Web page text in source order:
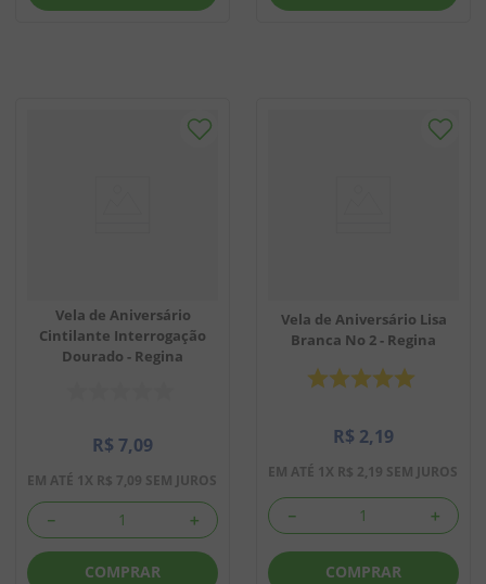
Vela de Aniversário
Cintilante Interrogação
Dourado - Regina
R$ 7,09
EM ATÉ 1X R$ 7,09 SEM JUROS
＋
－
COMPRAR
Vela de Aniversário Lisa
Branca No 2 - Regina
R$ 2,19
EM ATÉ 1X R$ 2,19 SEM JUROS
＋
－
COMPRAR